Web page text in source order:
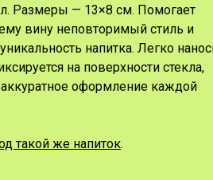
Размеры — 13×8 см. Помогает
вину неповторимый стиль и
напитка. Легко
на поверхности стекла,
оформление каждой
такой же напиток.